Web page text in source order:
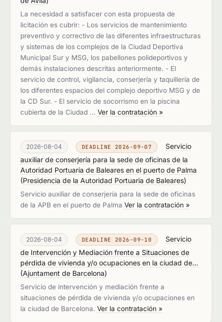
La necesidad a satisfacer con esta propuesta de
licitación es cubrir: - Los servicios de mantenimiento
preventivo y correctivo de las diferentes infraestructuras
y sistemas de los complejos de la Ciudad Deportiva
Municipal Sur y MSG, los pabellones polideportivos y
demás instalaciones descritas anteriormente. - El
servicio de control, vigilancia, conserjería y taquillería de
los diferentes espacios del complejo deportivo MSG y de
la CD Sur. - El servicio de socorrismo en la piscina
cubierta de la Ciudad … Ver la contratación »
2026-08-04 DEADLINE 2026-09-07
Servicio
auxiliar de conserjería para la sede de oficinas de la
Autoridad Portuaria de Baleares en el puerto de Palma
(Presidencia de la Autoridad Portuaria de Baleares)
Servicio auxiliar de conserjería para la sede de oficinas
de la APB en el puerto de Palma Ver la contratación »
2026-08-04 DEADLINE 2026-09-10
Servicio
de Intervención y Mediación frente a Situaciones de
pérdida de vivienda y/o ocupaciones en la ciudad de...
(Ajuntament de Barcelona)
Servicio de intervención y mediación frente a
situaciones de pérdida de vivienda y/o ocupaciones en
la ciudad de Barcelona. Ver la contratación »